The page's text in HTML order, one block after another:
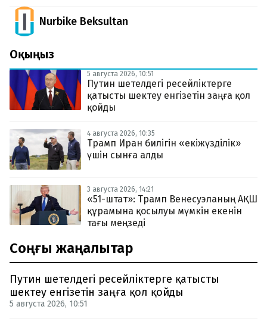
Nurbike Beksultan
Оқыңыз
5 августа 2026, 10:51
Путин шетелдегі ресейліктерге
қатысты шектеу енгізетін заңға қол
қойды
4 августа 2026, 10:35
Трамп Иран билігін «екіжүзділік»
үшін сынға алды
3 августа 2026, 14:21
«51-штат»: Трамп Венесуэланың АҚШ
құрамына қосылуы мүмкін екенін
тағы меңзеді
Соңғы жаңалықтар
Путин шетелдегі ресейліктерге қатысты
шектеу енгізетін заңға қол қойды
5 августа 2026, 10:51